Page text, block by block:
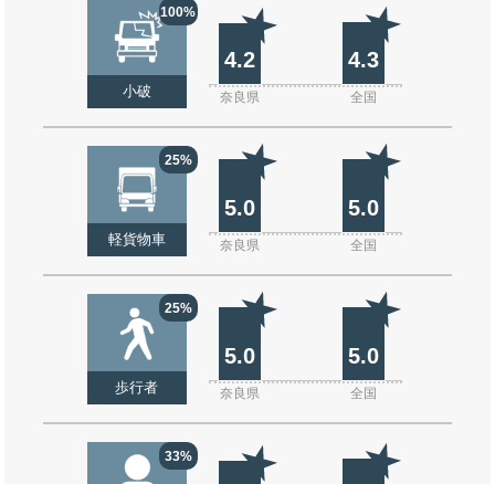
100%
小破
4.2 4.3
奈良県 全国
25%
軽貨物車
5.0 5.0
奈良県 全国
25%
歩行者
5.0 5.0
奈良県 全国
33%